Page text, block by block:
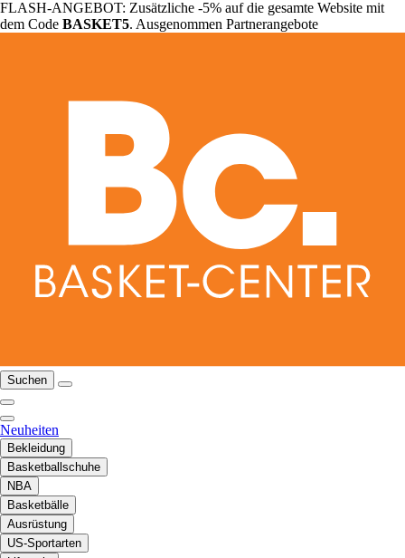
FLASH-ANGEBOT: Zusätzliche -5% auf die gesamte Website mit
dem Code BASKET5. Ausgenommen Partnerangebote
Suchen
Neuheiten
Bekleidung
Basketballschuhe
NBA
Basketbälle
Ausrüstung
US-Sportarten